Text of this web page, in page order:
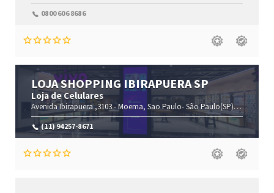
0800 606 8686
LOJA SHOPPING IBIRAPUERA SP
Loja de Celulares
Avenida Ibirapuera ,3103 -Moema, Sao Paulo-São Paulo(SP),04029-200
(11) 94257-8671